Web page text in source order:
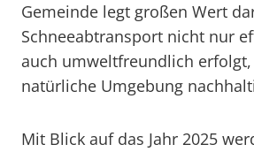
Gemeinde legt großen Wert
Schneeabtransport nicht nur
auch umweltfreundlich
natürliche Umgebung
Mit Blick auf das Jahr 2025